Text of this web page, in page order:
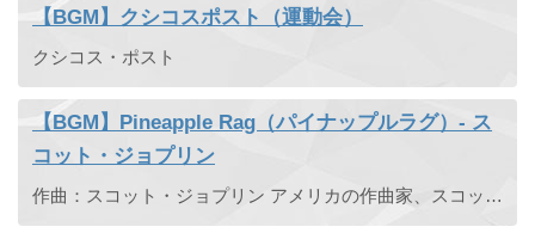
【BGM】クシコスポスト（運動会）
クシコス・ポスト
【BGM】Pineapple Rag（パイナップルラグ）- ス
コット・ジョプリン
作曲：スコット・ジョプリン アメリカの作曲家、スコット・ジョプリンによって1908年に作曲された愉快なピアノ曲（ラグタイム）です。映画やCMなどでも使われており有名な一曲。